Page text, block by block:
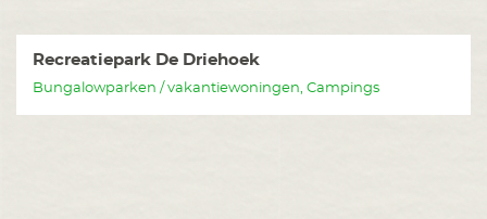
Recreatiepark De Driehoek
Bungalowparken / vakantiewoningen, Campings